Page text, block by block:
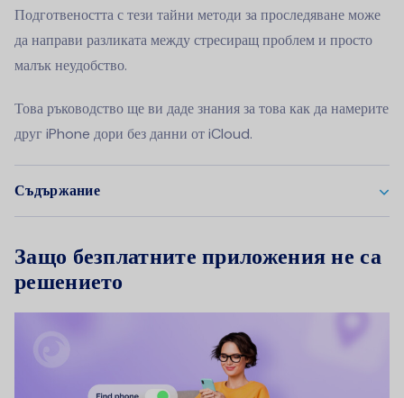
Подготвеността с тези тайни методи за проследяване може
да направи разликата между стресиращ проблем и просто
малък неудобство.
Това ръководство ще ви даде знания за това как да намерите
друг iPhone дори без данни от iCloud.
Съдържание
Защо безплатните приложения не са
решението